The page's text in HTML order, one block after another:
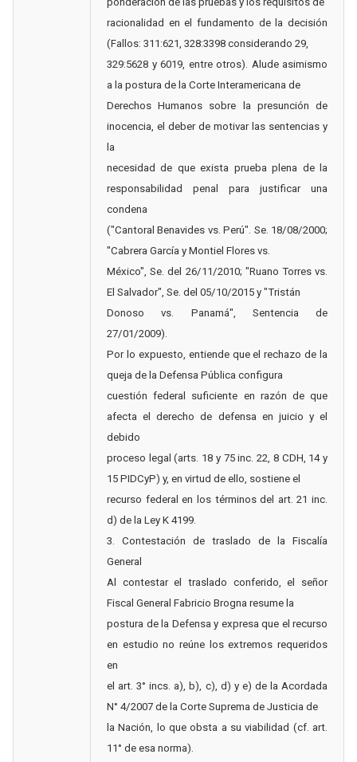
racionalidad en el fundamento de la decisión
(Fallos: 311:621, 328:3398 considerando 29,
329:5628 y 6019, entre otros). Alude asimismo
a la postura de la Corte Interamericana de
Derechos Humanos sobre la presunción de
inocencia, el deber de motivar las sentencias y
la
necesidad de que exista prueba plena de la
responsabilidad penal para justificar una
condena
("Cantoral Benavides vs. Perú". Se. 18/08/2000;
"Cabrera García y Montiel Flores vs.
México", Se. del 26/11/2010; "Ruano Torres vs.
El Salvador", Se. del 05/10/2015 y "Tristán
Donoso vs. Panamá", Sentencia de
27/01/2009).
Por lo expuesto, entiende que el rechazo de la
queja de la Defensa Pública configura
cuestión federal suficiente en razón de que
afecta el derecho de defensa en juicio y el
debido
proceso legal (arts. 18 y 75 inc. 22, 8 CDH, 14 y
15 PIDCyP) y, en virtud de ello, sostiene el
recurso federal en los términos del art. 21 inc.
d) de la Ley K 4199.
3. Contestación de traslado de la Fiscalía
General
Al contestar el traslado conferido, el señor
Fiscal General Fabricio Brogna resume la
postura de la Defensa y expresa que el recurso
en estudio no reúne los extremos requeridos
en
el art. 3° incs. a), b), c), d) y e) de la Acordada
N° 4/2007 de la Corte Suprema de Justicia de
la Nación, lo que obsta a su viabilidad (cf. art.
11° de esa norma).